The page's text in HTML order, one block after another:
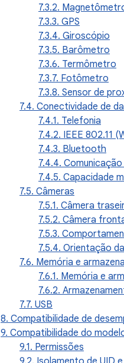
7.3.2.
7.3.3. GPS
7.3.4. Giroscópio
7.3.5. Barômetro
7.3.6. Termômetro
7.3.7. Fotômetro
7.3.8. Sensor de
7.4. Conectividade de
7.4.1. Telefonia
7.4.2. IEEE 802.11
7.4.3. Bluetooth
7.4.4.
7.4.5. Capacidade
7.5. Câmeras
7.5.1. Câmera
7.5.2. Câmera
7.5.3.
7.5.4. Orientação
7.6. Memória e
7.6.1. Memória e
7.6.2.
7.7. USB
8. Compatibilidade de
9. Compatibilidade do
9.1. Permissões